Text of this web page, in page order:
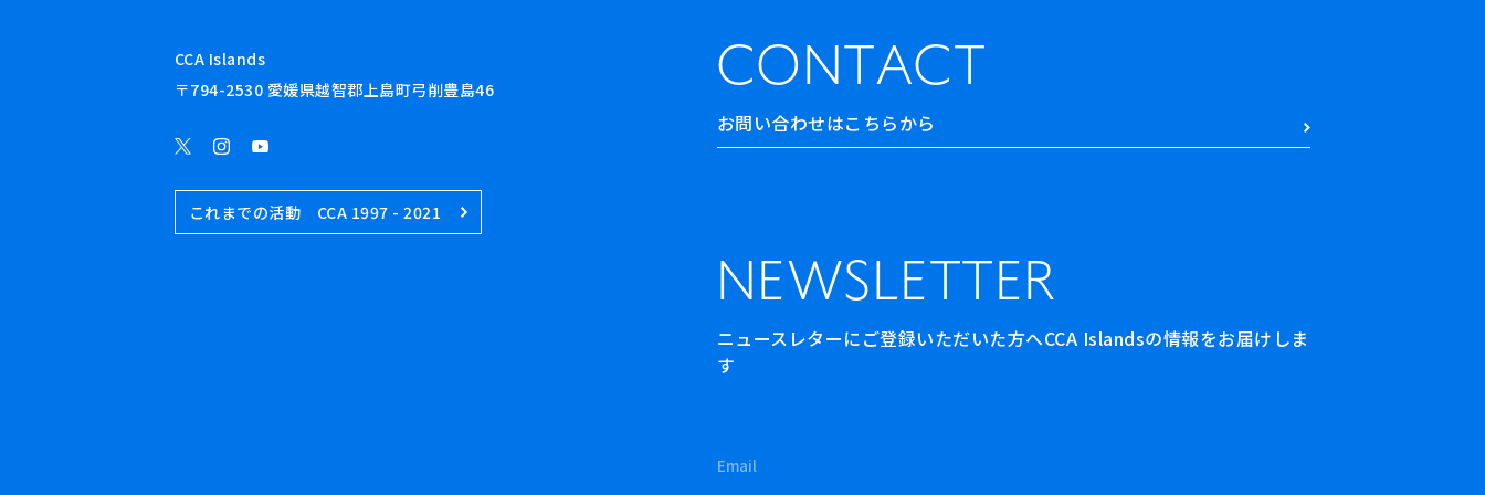
CONTACT
お問い合わせはこちらから
NEWSLETTER
ニュースレターにご登録いただいた方へCCA Islandsの情報をお届けしま
す
CCA Islands
〒794-2530 愛媛県越智郡上島町弓削豊島46
これまでの活動 CCA 1997 - 2021